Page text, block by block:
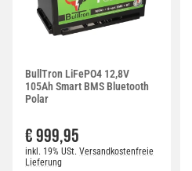
BullTron LiFePO4 12,8V
105Ah Smart BMS Bluetooth
Polar
€ 999,95
inkl. 19% USt. Versandkostenfreie
Lieferung